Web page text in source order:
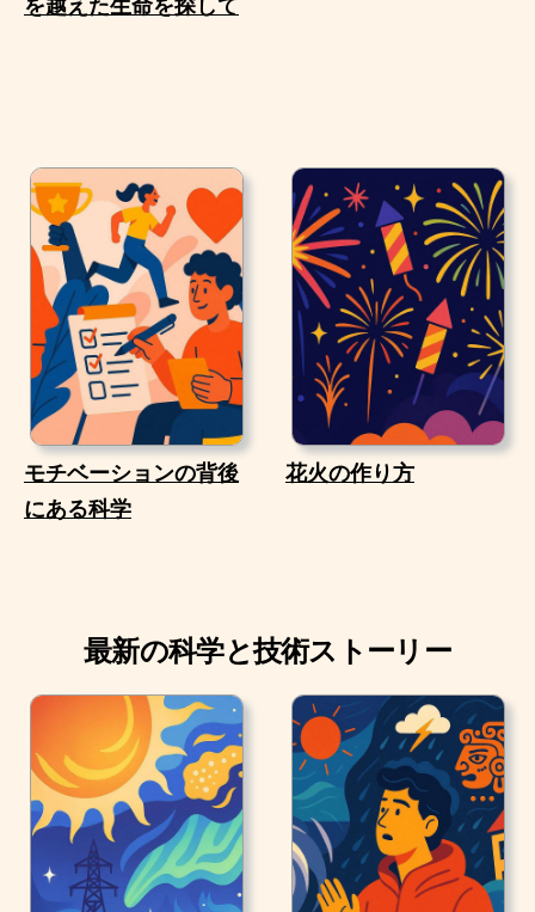
を越えた生命を探して
モチベーションの背後
にある科学
花火の作り方
最新の科学と技術ストーリー